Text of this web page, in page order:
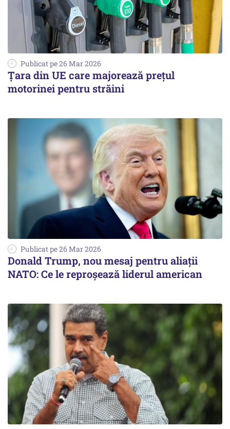
Publicat pe 26 Mar 2026
Țara din UE care majorează prețul
motorinei pentru străini
Publicat pe 26 Mar 2026
Donald Trump, nou mesaj pentru aliații
NATO: Ce le reproșează liderul american